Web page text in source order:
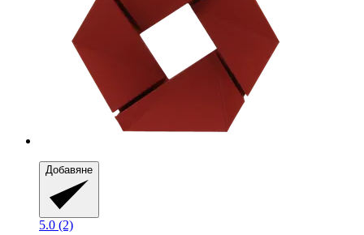
Добавяне
5.0 (2)